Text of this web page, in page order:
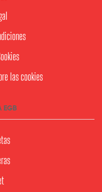
las cookies
EGB